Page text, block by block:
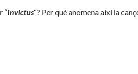
“Invictus“? Per què anomena així la